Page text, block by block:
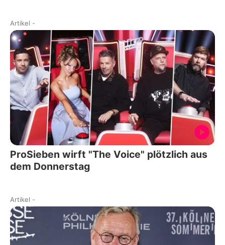
Artikel -
ProSieben wirft "The Voice" plötzlich aus
dem Donnerstag
Artikel -